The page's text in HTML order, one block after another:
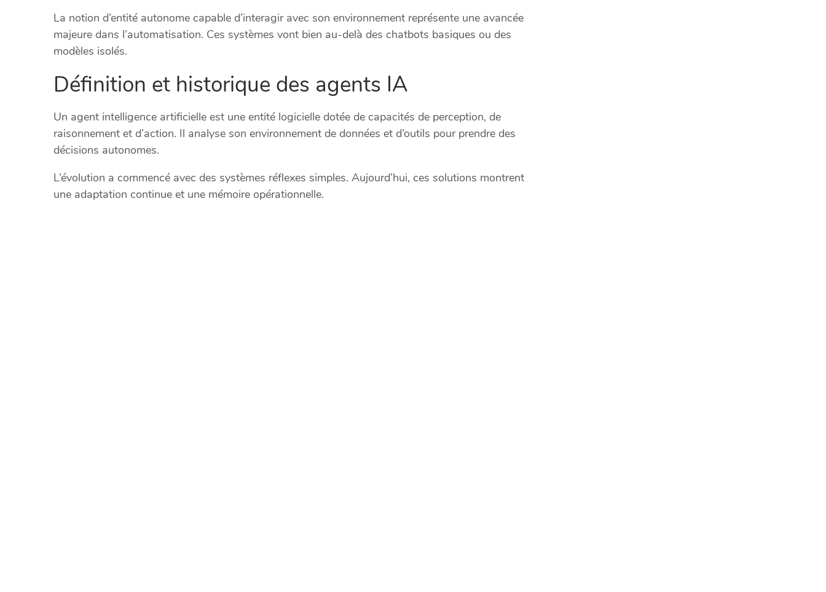
La notion d’entité autonome capable d’interagir avec son environnement représente une avancée
majeure dans l’automatisation. Ces systèmes vont bien au-delà des chatbots basiques ou des
modèles isolés.
Définition et historique des agents IA
Un agent intelligence artificielle est une entité logicielle dotée de capacités de perception, de
raisonnement et d’action. Il analyse son environnement de données et d’outils pour prendre des
décisions autonomes.
L’évolution a commencé avec des systèmes réflexes simples. Aujourd’hui, ces solutions montrent
une adaptation continue et une mémoire opérationnelle.